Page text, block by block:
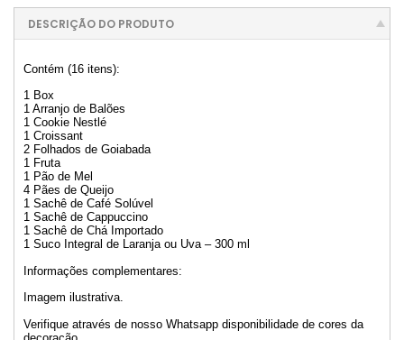
DESCRIÇÃO DO PRODUTO
Contém (16 itens):
1 Box
1 Arranjo de Balões
1 Cookie Nestlé
1 Croissant
2 Folhados de Goiabada
1 Fruta
1 Pão de Mel
4 Pães de Queijo
1 Sachê de Café Solúvel
1 Sachê de Cappuccino
1 Sachê de Chá Importado
1 Suco Integral de Laranja ou Uva – 300 ml
Informações complementares:
Imagem ilustrativa.
Verifique através de nosso Whatsapp disponibilidade de cores da